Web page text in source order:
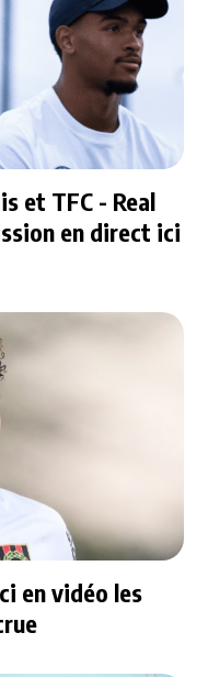
et TFC - Real
en direct ici
en vidéo les